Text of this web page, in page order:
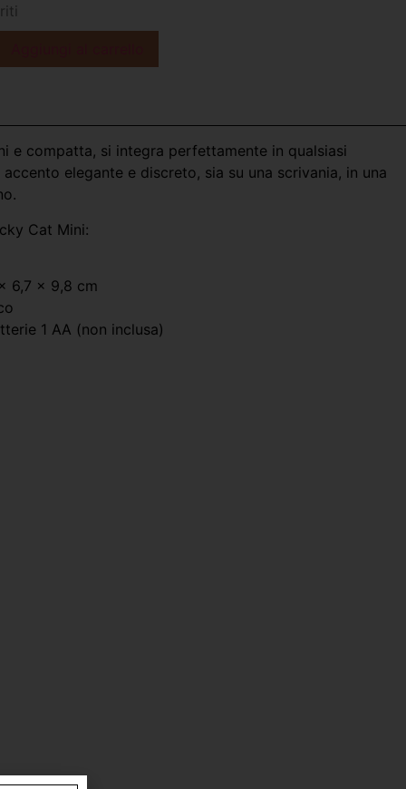
e compatta, si integra perfettamente in qualsiasi
elegante e discreto, sia su una scrivania, in una
Cat Mini:
6,7 x 9,8 cm
1 AA (non inclusa)